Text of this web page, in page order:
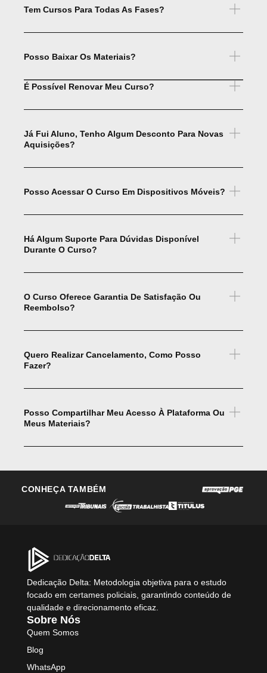
Tem Cursos Para Todas As Fases?
Posso Baixar Os Materiais?
É Possível Renovar Meu Curso?
Já Fui Aluno, Tenho Algum Desconto Para Novas
Aquisições?
Posso Acessar O Curso Em Dispositivos Móveis?
Há Algum Suporte Para Dúvidas Disponível
Durante O Curso?
O Curso Oferece Garantia De Satisfação Ou
Reembolso?
Quero Realizar Cancelamento, Como Posso
Fazer?
Posso Compartilhar Meu Acesso À Plataforma Ou
Meus Materiais?
CONHEÇA TAMBÉM
Dedicação Delta: Metodologia objetiva para o estudo
focado em certames policiais, garantindo conteúdo de
qualidade e direcionamento eficaz.
Sobre Nós
Quem Somos
Blog
WhatsApp